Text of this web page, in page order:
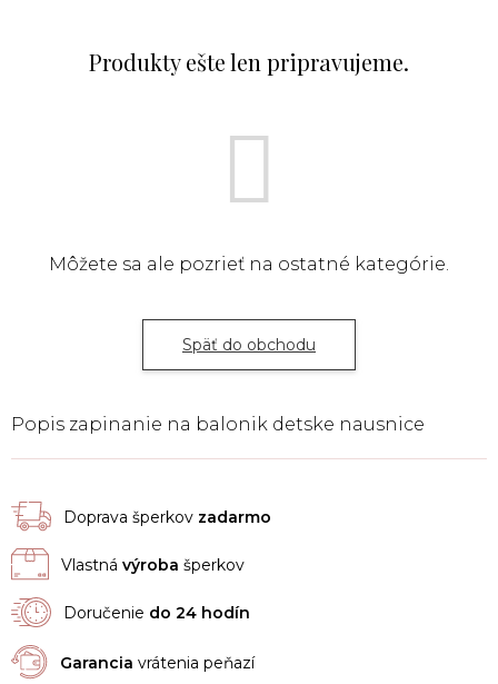
Produkty ešte len pripravujeme.
Môžete sa ale pozrieť na ostatné kategórie.
Späť do obchodu
Popis zapinanie na balonik detske nausnice
Doprava šperkov zadarmo
Vlastná výroba šperkov
Doručenie do 24 hodín
Garancia vrátenia peňazí